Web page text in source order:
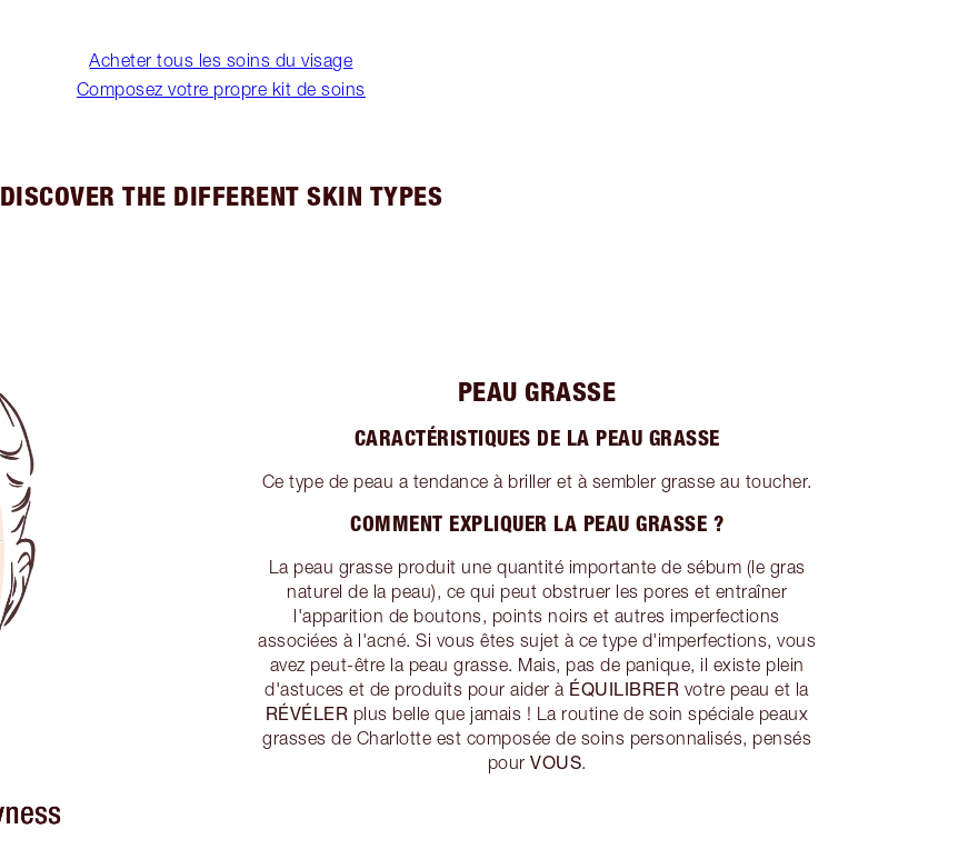
Acheter tous les soins du visage
Composez votre propre kit de soins
DISCOVER THE DIFFERENT SKIN TYPES
PEAU GRASSE
CARACTÉRISTIQUES DE LA PEAU GRASSE
Ce type de peau a tendance à briller et à sembler grasse au toucher.
COMMENT EXPLIQUER LA PEAU GRASSE ?
La peau grasse produit une quantité importante de sébum (le gras
naturel de la peau), ce qui peut obstruer les pores et entraîner
l'apparition de boutons, points noirs et autres imperfections
associées à l'acné. Si vous êtes sujet à ce type d'imperfections, vous
avez peut-être la peau grasse. Mais, pas de panique, il existe plein
d'astuces et de produits pour aider à ÉQUILIBRER votre peau et la
RÉVÉLER plus belle que jamais ! La routine de soin spéciale peaux
grasses de Charlotte est composée de soins personnalisés, pensés
pour VOUS.